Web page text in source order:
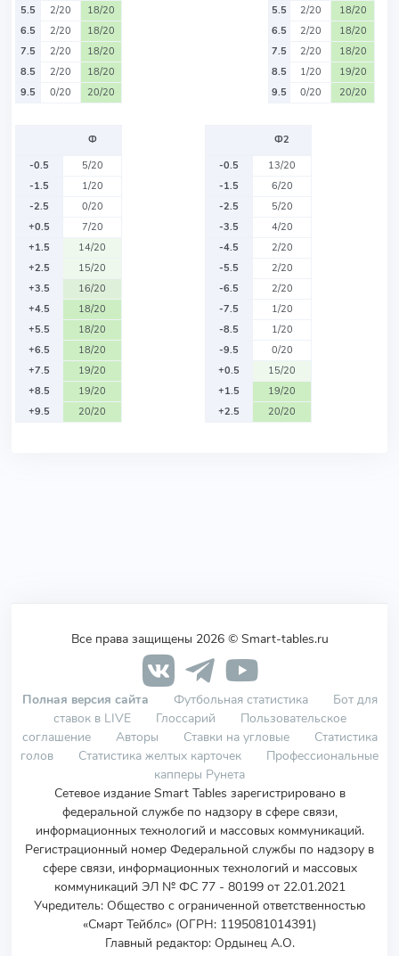
5.5
2/20
18/20
6.5
2/20
18/20
7.5
2/20
18/20
8.5
2/20
18/20
9.5
0/20 20/20
5.5
2/20
18/20
6.5
2/20
18/20
7.5
2/20
18/20
8.5
1/20
19/20
9.5
0/20 20/20
Ф
-0.5
5/20
-1.5
1/20
-2.5
0/20
+0.5
7/20
+1.5
14/20
+2.5
15/20
+3.5
16/20
+4.5
18/20
+5.5
18/20
+6.5
18/20
+7.5
19/20
+8.5
19/20
+9.5
20/20
Ф2
-0.5
13/20
-1.5
6/20
-2.5
5/20
-3.5
4/20
-4.5
2/20
-5.5
2/20
-6.5
2/20
-7.5
1/20
-8.5
1/20
-9.5
0/20
+0.5
15/20
+1.5
19/20
+2.5
20/20
Все права защищены 2026 © Smart-tables.ru
Полная версия сайта Футбольная статистика
Бот для
ставок в LIVE
Глоссарий
Пользовательское
соглашение
Авторы Ставки на угловые
Статистика
голов
Статистика желтых карточек
Профессиональные
капперы Рунета
Сетевое издание Smart Tables зарегистрировано в
федеральной службе по надзору в сфере связи,
информационных технологий и массовых коммуникаций.
Регистрационный номер Федеральной службы по надзору в
сфере связи, информационных технологий и массовых
коммуникаций ЭЛ № ФС 77 - 80199 от 22.01.2021
Учредитель: Общество с ограниченной ответственностью
«Смарт Тейблс» (ОГРН: 1195081014391)
Главный редактор: Ордынец А.О.